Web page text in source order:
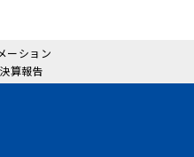
ーション
算報告